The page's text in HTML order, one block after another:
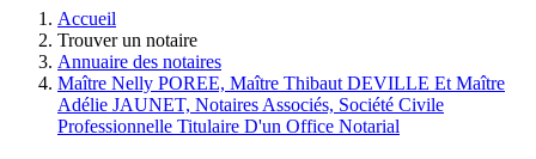
Accueil
Trouver un notaire
Annuaire des notaires
Maître Nelly POREE, Maître Thibaut DEVILLE Et Maître
Adélie JAUNET, Notaires Associés, Société Civile
Professionnelle Titulaire D'un Office Notarial